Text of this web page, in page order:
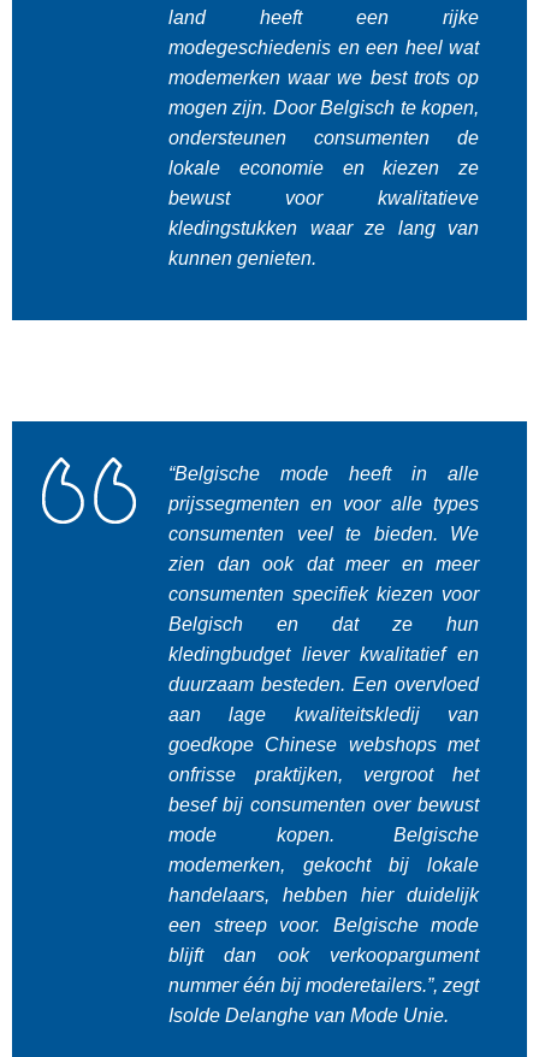
land heeft een rijke
modegeschiedenis en een heel wat
modemerken waar we best trots op
mogen zijn. Door Belgisch te kopen,
ondersteunen consumenten de
lokale economie en kiezen ze
bewust voor kwalitatieve
kledingstukken waar ze lang van
kunnen genieten.
“Belgische mode heeft in alle
prijssegmenten en voor alle types
consumenten veel te bieden. We
zien dan ook dat meer en meer
consumenten specifiek kiezen voor
Belgisch en dat ze hun
kledingbudget liever kwalitatief en
duurzaam besteden. Een overvloed
aan lage kwaliteitskledij van
goedkope Chinese webshops met
onfrisse praktijken, vergroot het
besef bij consumenten over bewust
mode kopen. Belgische
modemerken, gekocht bij lokale
handelaars, hebben hier duidelijk
een streep voor. Belgische mode
blijft dan ook verkoopargument
nummer één bij moderetailers.”, zegt
Isolde Delanghe van Mode Unie.